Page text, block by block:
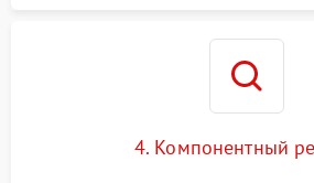
4. Компонентный